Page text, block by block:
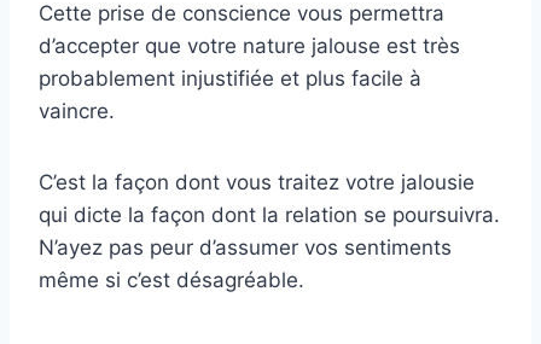
Cette prise de conscience vous permettra
d’accepter que votre nature jalouse est très
probablement injustifiée et plus facile à
vaincre.
C’est la façon dont vous traitez votre jalousie
qui dicte la façon dont la relation se poursuivra.
N’ayez pas peur d’assumer vos sentiments
même si c’est désagréable.